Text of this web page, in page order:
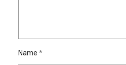
Name *